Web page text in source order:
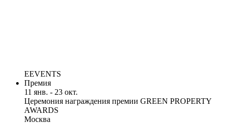
EEVENTS
Премия
11 янв. - 23 окт.
Церемония награждения премии GREEN PROPERTY
AWARDS
Москва